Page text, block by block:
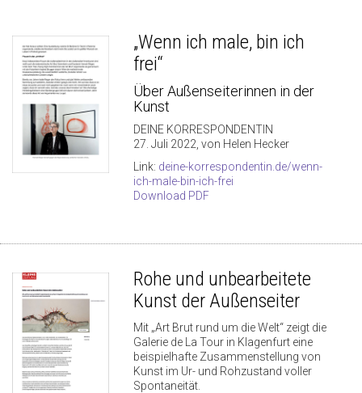
„Wenn ich male, bin ich
frei“
Über Außenseiterinnen in der
Kunst
DEINE KORRESPONDENTIN
27. Juli 2022, von Helen Hecker
Link: deine-korrespondentin.de/wenn-
ich-male-bin-ich-frei
Download PDF
Rohe und unbearbeitete
Kunst der Außenseiter
Mit „Art Brut rund um die Welt“ zeigt die
Galerie de La Tour in Klagenfurt eine
beispielhafte Zusammenstellung von
Kunst im Ur- und Rohzustand voller
Spontaneität.